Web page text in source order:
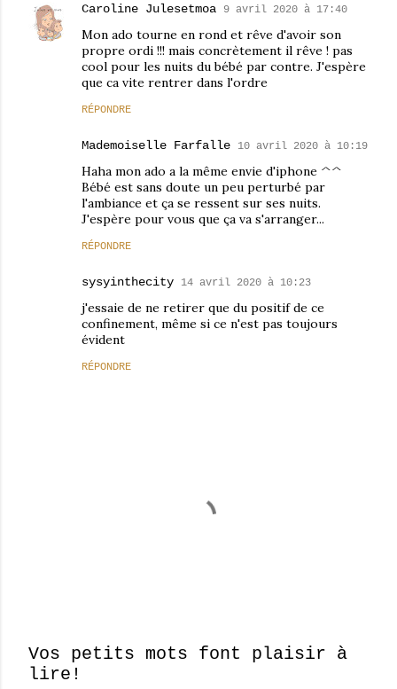
Caroline Julesetmoa 9 avril 2020 à 17:40
Mon ado tourne en rond et rêve d'avoir son
propre ordi !!! mais concrètement il rêve ! pas
cool pour les nuits du bébé par contre. J'espère
que ca vite rentrer dans l'ordre
RÉPONDRE
Mademoiselle Farfalle 10 avril 2020 à 10:19
Haha mon ado a la même envie d'iphone ^^
Bébé est sans doute un peu perturbé par
l'ambiance et ça se ressent sur ses nuits.
J'espère pour vous que ça va s'arranger...
RÉPONDRE
sysyinthecity 14 avril 2020 à 10:23
j'essaie de ne retirer que du positif de ce
confinement, même si ce n'est pas toujours
évident
RÉPONDRE
E
Vos petits mots font plaisir à
lire!